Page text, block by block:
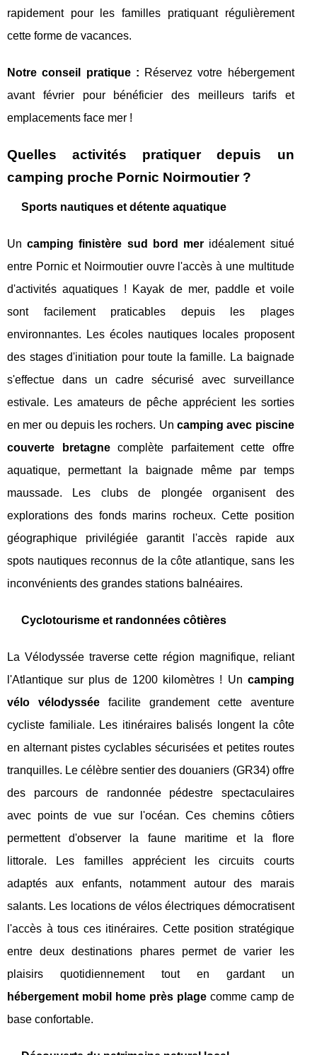
rapidement pour les familles pratiquant régulièrement
cette forme de vacances.
Notre conseil pratique : Réservez votre hébergement
avant février pour bénéficier des meilleurs tarifs et
emplacements face mer !
Quelles activités pratiquer depuis un
camping proche Pornic Noirmoutier ?
Sports nautiques et détente aquatique
Uncamping finistère sud bord mer idéalement situé
entre Pornic et Noirmoutier ouvre l'accès à une multitude
d'activités aquatiques ! Kayak de mer, paddle et voile
sont facilement praticables depuis les plages
environnantes. Les écoles nautiques locales proposent
des stages d'initiation pour toute la famille. La baignade
s'effectue dans un cadre sécurisé avec surveillance
estivale. Les amateurs de pêche apprécient les sorties
en mer ou depuis les rochers. Uncamping avec piscine
couverte bretagnecomplète parfaitement cette offre
aquatique, permettant la baignade même par temps
maussade. Les clubs de plongée organisent des
explorations des fonds marins rocheux. Cette position
géographique privilégiée garantit l'accès rapide aux
spots nautiques reconnus de la côte atlantique, sans les
inconvénients des grandes stations balnéaires.
Cyclotourisme et randonnées côtières
La Vélodyssée traverse cette région magnifique, reliant
l'Atlantique sur plus de 1200 kilomètres ! Un camping
vélo vélodysséefacilite grandement cette aventure
cycliste familiale. Les itinéraires balisés longent la côte
en alternant pistes cyclables sécurisées et petites routes
tranquilles. Le célèbre sentier des douaniers (GR34) offre
des parcours de randonnée pédestre spectaculaires
avec points de vue sur l'océan. Ces chemins côtiers
permettent d'observer la faune maritime et la flore
littorale. Les familles apprécient les circuits courts
adaptés aux enfants, notamment autour des marais
salants. Les locations de vélos électriques démocratisent
l'accès à tous ces itinéraires. Cette position stratégique
entre deux destinations phares permet de varier les
plaisirs quotidiennement tout en gardant un
hébergement mobil home près plagecomme camp de
base confortable.